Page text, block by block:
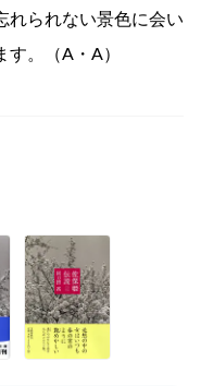
れられない景色に会い
。（A・A）